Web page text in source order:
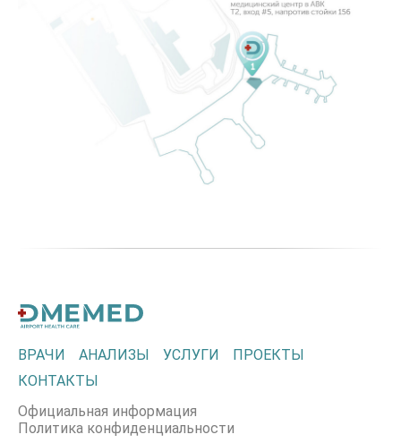
ВРАЧИ АНАЛИЗЫ УСЛУГИ
ПРОЕКТЫ
КОНТАКТЫ
Официальная информация
Политика конфиденциальности